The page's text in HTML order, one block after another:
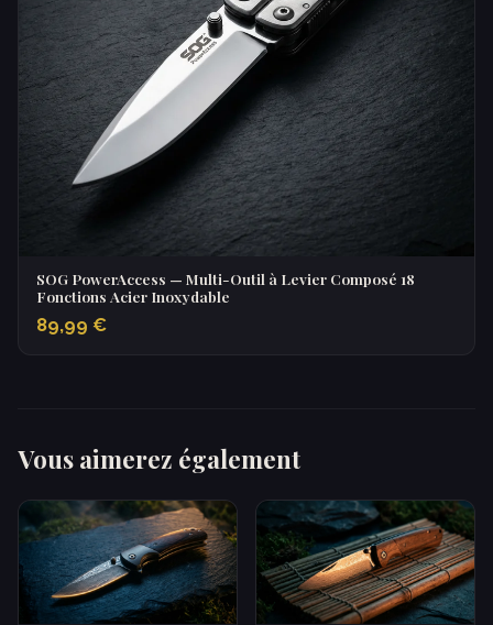
SOG PowerAccess — Multi-Outil à Levier Composé 18
Fonctions Acier Inoxydable
89,99 €
Vous aimerez également